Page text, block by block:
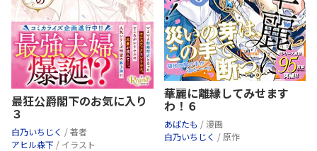
最狂公爵閣下のお気に入り
３
白乃いちじく / 著者
アヒル森下 / イラスト
華麗に離縁してみせます
わ！６
あばたも / 漫画
白乃いちじく / 原作